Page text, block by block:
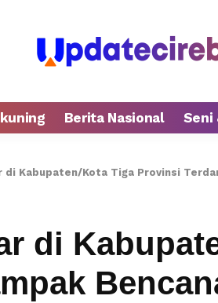
Berita Nasional Seni
Kota Tiga Provinsi Terdampak Bencana Telah
di